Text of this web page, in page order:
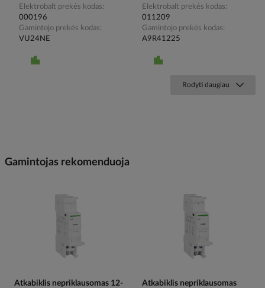
Elektrobalt prekės kodas
000196
Gamintojo prekės kodas
VU24NE
Elektrobalt prekės kodas
011209
Gamintojo prekės kodas
A9R41225
Rodyti daugiau
Gamintojas rekomenduoja
Atkabiklis nepriklausomas 12-
Atkabiklis nepriklausomas